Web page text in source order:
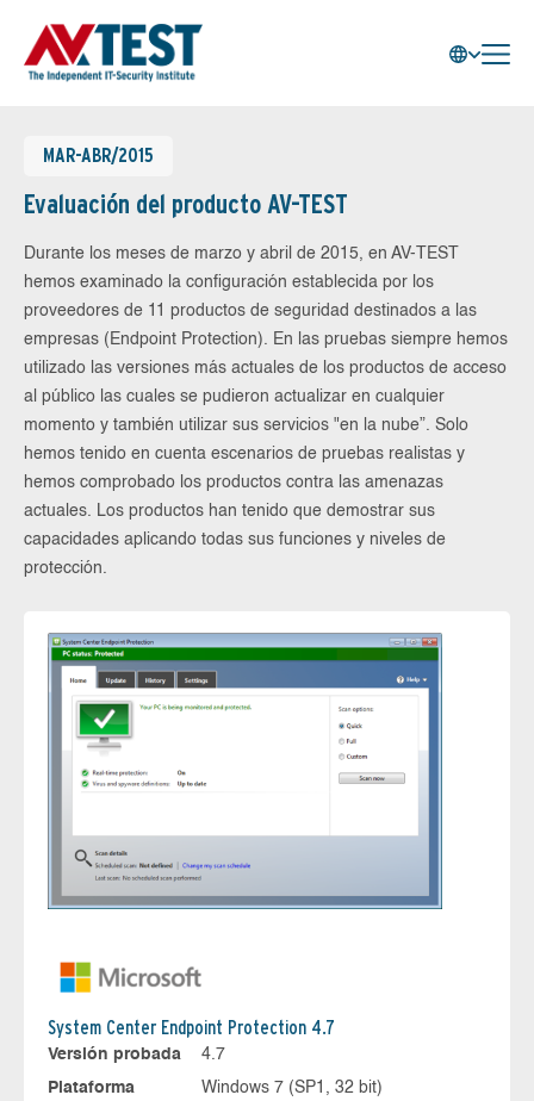
MAR-ABR/2015
Evaluación del producto AV-TEST
Durante los meses de marzo y abril de 2015, en AV-TEST
hemos examinado la configuración establecida por los
proveedores de 11 productos de seguridad destinados a las
empresas (Endpoint Protection). En las pruebas siempre hemos
utilizado las versiones más actuales de los productos de acceso
al público las cuales se pudieron actualizar en cualquier
momento y también utilizar sus servicios "en la nube”. Solo
hemos tenido en cuenta escenarios de pruebas realistas y
hemos comprobado los productos contra las amenazas
actuales. Los productos han tenido que demostrar sus
capacidades aplicando todas sus funciones y niveles de
protección.
System Center Endpoint Protection 4.7
Versión probada
4.7
Plataforma
Windows 7 (SP1, 32 bit)